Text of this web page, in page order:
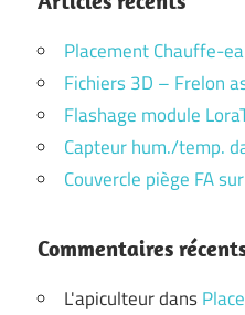
Placement Chauffe-
Fichiers 3D – Frelon
Flashage module
Capteur hum./temp.
Couvercle piège FA
Commentaires
L'apiculteurdans